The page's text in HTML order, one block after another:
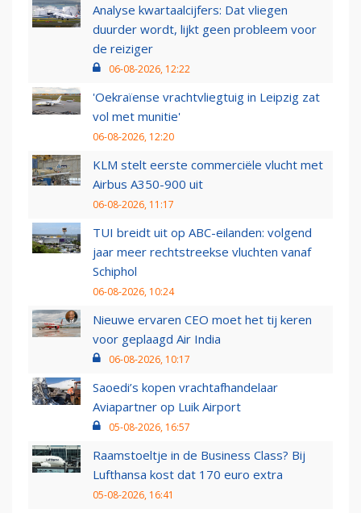
Analyse kwartaalcijfers: Dat vliegen
duurder wordt, lijkt geen probleem voor
de reiziger
06-08-2026, 12:22
'Oekraïense vrachtvliegtuig in Leipzig zat
vol met munitie'
06-08-2026, 12:20
KLM stelt eerste commerciële vlucht met
Airbus A350-900 uit
06-08-2026, 11:17
TUI breidt uit op ABC-eilanden: volgend
jaar meer rechtstreekse vluchten vanaf
Schiphol
06-08-2026, 10:24
Nieuwe ervaren CEO moet het tij keren
voor geplaagd Air India
06-08-2026, 10:17
Saoedi’s kopen vrachtafhandelaar
Aviapartner op Luik Airport
05-08-2026, 16:57
Raamstoeltje in de Business Class? Bij
Lufthansa kost dat 170 euro extra
05-08-2026, 16:41